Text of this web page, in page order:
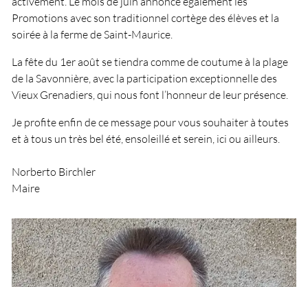
Promotions avec son traditionnel cortège des élèves et la
soirée à la ferme de Saint-Maurice.
La fête du 1er août se tiendra comme de coutume à la plage
de la Savonnière, avec la participation exceptionnelle des
Vieux Grenadiers, qui nous font l’honneur de leur présence.
Je proﬁte enﬁn de ce message pour vous souhaiter à toutes
et à tous un très bel été, ensoleillé et serein, ici ou ailleurs.
Norberto Birchler
Maire